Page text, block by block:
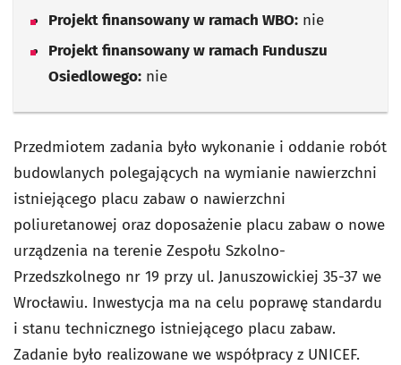
Projekt finansowany w ramach WBO: nie
Projekt finansowany w ramach Funduszu
Osiedlowego: nie
Przedmiotem zadania było wykonanie i oddanie robót
budowlanych polegających na wymianie nawierzchni
istniejącego placu zabaw o nawierzchni
poliuretanowej oraz doposażenie placu zabaw o nowe
urządzenia na terenie Zespołu Szkolno-
Przedszkolnego nr 19 przy ul. Januszowickiej 35-37 we
Wrocławiu. Inwestycja ma na celu poprawę standardu
i stanu technicznego istniejącego placu zabaw.
Zadanie było realizowane we współpracy z UNICEF.